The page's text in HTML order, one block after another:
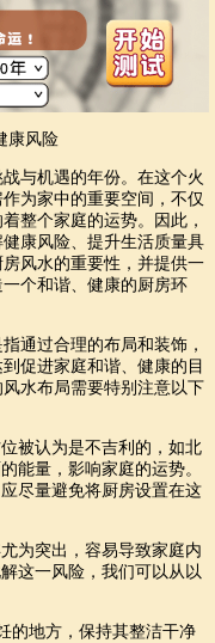
康风险
与机遇的年份。在这个火
为家中的重要空间，不仅
整个家庭的运势。因此，
康风险、提升生活质量具
风水的重要性，并提供一
个和谐、健康的厨房环
通过合理的布局和装饰，
促进家庭和谐、健康的目
水布局需要特别注意以下
被认为是不吉利的，如北
能量，影响家庭的运势。
尽量避免将厨房设置在这
为突出，容易导致家庭内
这一风险，我们可以从以
的地方，保持其整洁干净